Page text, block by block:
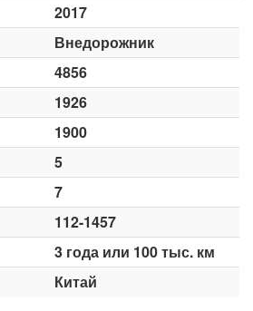
2017
Внедорожник
4856
1926
1900
5
7
112-1457
3 года или 100 тыс. км
Китай